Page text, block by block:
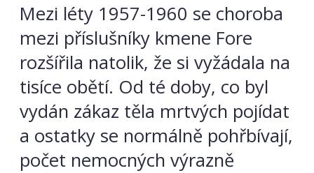
Mezi léty 1957-1960 se choroba
mezi příslušníky kmene Fore
rozšířila natolik, že si vyžádala na
tisíce obětí. Od té doby, co byl
vydán zákaz těla mrtvých pojídat
a ostatky se normálně pohřbívají,
počet nemocných výrazně